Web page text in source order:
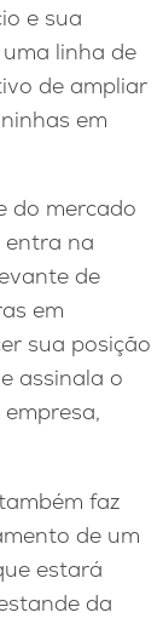
e sua
linha de
de ampliar
em
do mercado
entra na
de
em
sua posição
assinala o
faz
de um
estará
da